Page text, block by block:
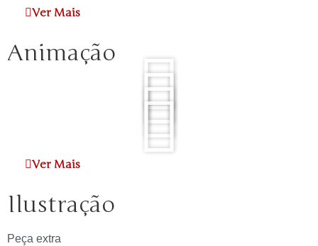
Ver Mais
Animação
Ver Mais
Ilustração
Peça extra